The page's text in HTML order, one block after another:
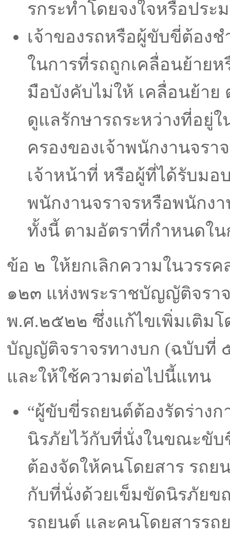
รกระทําโดยจงใจหรือประ
เจ้าของรถหรือผู้ขับขี่ต้องชํ
ในการที่รถถูกเคลื่อนย้ายห
มือบังคับไม่ให้ เคลื่อนย้าย
ดูแลรักษารถระหว่างที่อยู่
ครองของเจ้าพนักงานจรา
เจ้าหน้าที่ หรือผู้ที่ได้รับมอ
พนักงานจราจรหรือพนักง
ทั้งนี้ ตามอัตราที่กําหนดใน
ข้อ ๒ ให้ยกเลิกความในวรรค
๑๒๓ แห่งพระราชบัญญัติจรา
พ.ศ.๒๕๒๒ ซึ่งแก้ไขเพิ่มเติมโ
บัญญัติจราจรทางบก (ฉบับที่
และให้ใช้ความต่อไปนี้แทน
“ผู้ขับขี่รถยนต์ต้องรัดร่าง
นิรภัยไว้กับที่นั่งในขณะขับ
ต้องจัดให้คนโดยสาร รถย
กับที่นั่งด้วยเข็มขัดนิรภัยข
รถยนต์ และคนโดยสารรถ